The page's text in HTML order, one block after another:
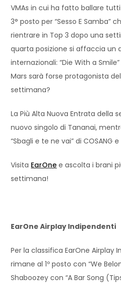
VMAs in cui ha fatto ballare
3° posto per “Sesso E Samba”
rientrare in Top 3 dopo una
quarta posizione si affaccia un
internazionali: “Die With a
Mars sarà forse protagonista
settimana?
La Più Alta Nuova Entrata della
nuovo singolo di Tananai,
“Sbagli e te ne vai” di COSANG
Visita EarOne e ascolta i brani
settimana!
EarOne Airplay Indipendenti
Per la classifica EarOne Airplay
rimane al 1º posto con “We
Shaboozey con “A Bar Song